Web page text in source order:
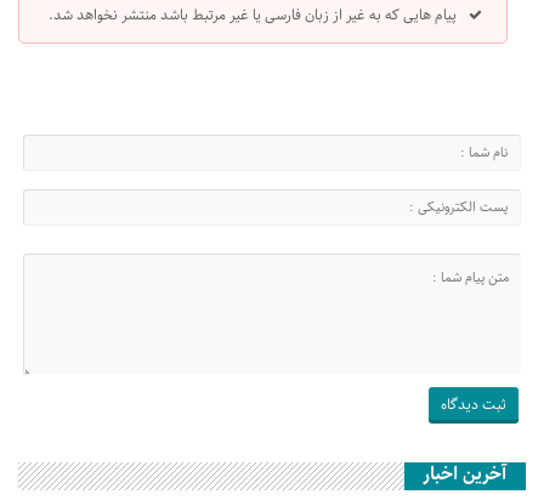
پیام هایی که به غیر از زبان فارسی یا غیر مرتبط باشد منتشر نخواهد شد.
آخرین اخبار